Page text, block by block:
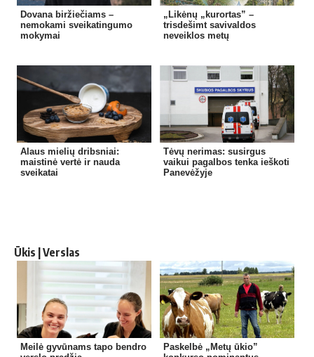
Dovana biržiečiams –
nemokami sveikatingumo
mokymai
„Likėnų „kurortas” –
trisdešimt savivaldos
neveiklos metų
Alaus mielių dribsniai:
maistinė vertė ir nauda
sveikatai
Tėvų nerimas: susirgus
vaikui pagalbos tenka ieškoti
Panevėžyje
Ūkis | Verslas
Meilė gyvūnams tapo bendro
Paskelbė „Metų ūkio”